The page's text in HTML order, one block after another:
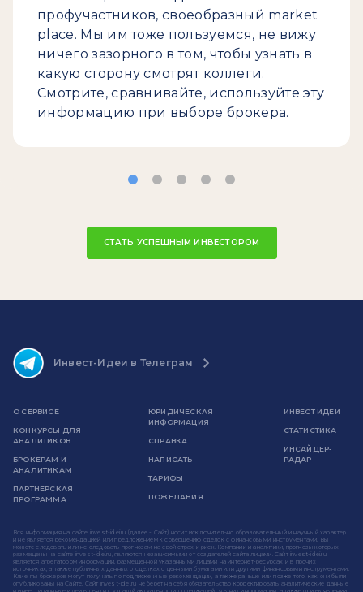
профучастников, своеобразный market
place. Мы им тоже пользуемся, не вижу
ничего зазорного в том, чтобы узнать в
какую сторону смотрят коллеги.
Смотрите, сравнивайте, используйте эту
информацию при выборе брокера.
СТАТЬ УСПЕШНЫМ ИНВЕСТОРОМ
Инвест-Идеи в Телеграм
О СЕРВИСЕ
КОНКУРСЫ ДЛЯ
АНАЛИТИКОВ
БРОКЕРАМ И
АНАЛИТИКАМ
ПАРТНЕРСКАЯ
ПРОГРАММА
ЮРИДИЧЕСКАЯ
ИНФОРМАЦИЯ
СПРАВКА
НАПИСАТЬ
ТАРИФЫ
ПОЖЕЛАНИЯ
ИНВЕСТ ИДЕИ
СТАТИСТИКА
ИНСАЙДЕР-
РАДАР
Вся информация на сайте invest-idei.ru (далее - Сайт) носит исключительно образовательный и научный характер
и не является рекомендацией или предложением к совершению сделок с финансовыми инструментами. Вы
можете следовать или не следовать прогнозам на свой страх и риск. Компании и аналитики, прогнозы которых
размещены на сайте invest-idei.ru, являются независимыми от создателей сайта лицами. Сайт invest-idei.ru
является агрегатором информации, размещенной указанными лицами на интернет-ресурсах и в прочих
источниках, а также публичных данных о сделках с ценными бумагами или другими финансовыми инструментами.
Клиенты брокеров могут получать по подписке иные рекомендации, а также раньше или позже того, как они были
опубликованы на Сайте. Сайт invest-idei.ru не берет на себя обязательство корректировать аналитические данные